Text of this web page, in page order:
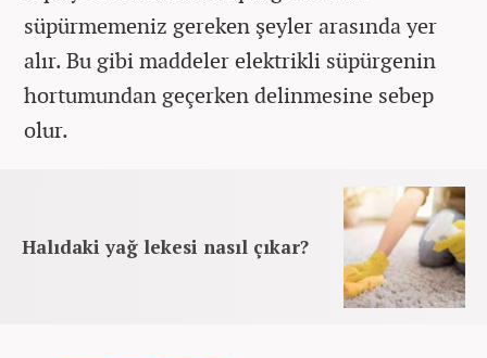
süpürmemeniz gereken şeyler arasında yer
alır. Bu gibi maddeler elektrikli süpürgenin
hortumundan geçerken delinmesine sebep
olur.
Halıdaki yağ lekesi nasıl çıkar?